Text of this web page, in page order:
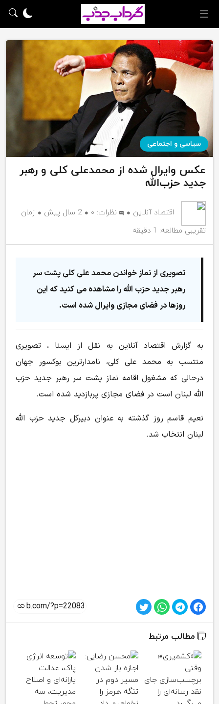
سیاسی و اجتماعی
عکس وایرال شده از محمدعلی کلی و رهبر
جدید حزب‌الله
اقتصاد آنلاین نظرات: ۰ 2 سال پیش
زمان
تقریبی مطالعه: 1 دقیقه
تصویری از نماز خواندن محمد علی کلی پشت سر
رهبر جدید حزب الله را مشاهده می کنید که این
روزها در فضای مجازی وایرال شده است.
به گزارش اقتصاد آنلاین به نقل از ایسنا ، تصویری
منتسب به محمد علی کلی، نامدارترین بوکسور جهان
درحالی که مشغول اقامه نماز پشت سر رهبر جدید حزب
الله لبنان است در فضای مجازی پربازدید شده است.
نعیم قاسم روز گذشته به عنوان دبیرکل جدید حزب الله
لبنان انتخاب شد.
مطالب مرتبط